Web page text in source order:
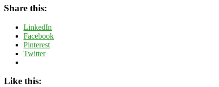
Share this:
LinkedIn
Facebook
Pinterest
Twitter
Like this: